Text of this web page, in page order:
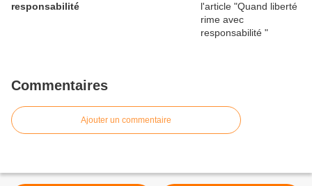
responsabilité
Commentaires
Ajouter un commentaire